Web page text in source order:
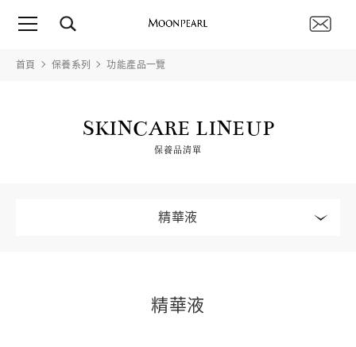
首頁 保養系列 功能產品一覽
SKINCARE LINEUP
保養品清單
精華液
精華液